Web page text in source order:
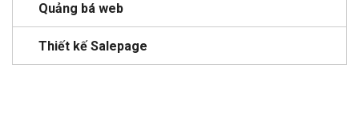
Quảng bá web
Thiết kế Salepage